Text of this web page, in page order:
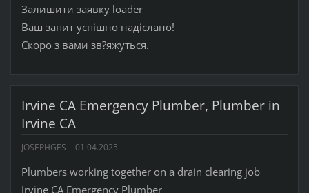
Залишити заявку loader
Ваш запит успішно надіслано!
Скоро з вами зв?яжуться.
Irvine CA Emergency Plumber, Plumber in
Irvine CA
JOSEPHGES 01.04.2025
Plumbers working together on a drain clearing job
Irvine CA Emergency Plumber